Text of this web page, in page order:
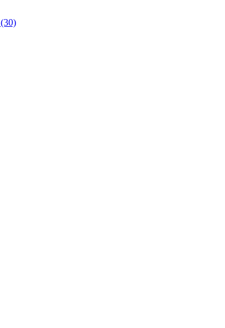
(30)